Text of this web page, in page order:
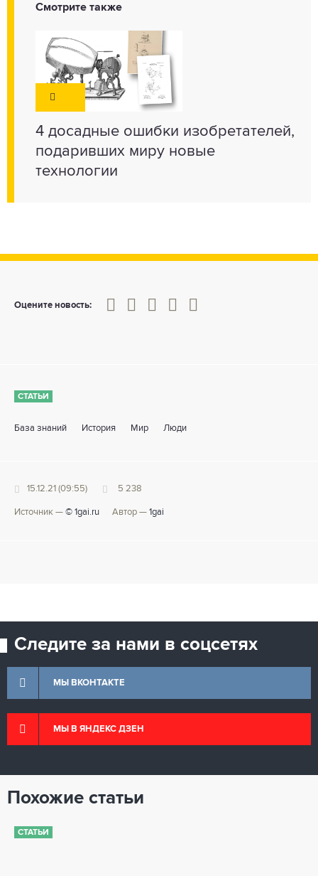
Смотрите также
4 досадные ошибки изобретателей,
подаривших миру новые
технологии
Оцените новость:
0
1 2 3 4 5
СТАТЬИ
База знаний История Мир Люди
15.12.21 (09:55) 5 238
Источник — © 1gai.ru Автор — 1gai
Следите за нами в соцсетях
МЫ ВКОНТАКТЕ
МЫ В ЯНДЕКС ДЗЕН
Похожие статьи
СТАТЬИ